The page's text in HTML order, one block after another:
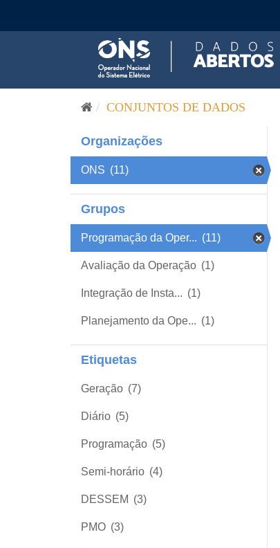
CONJUNTOS DE DADOS
Organizações
ONS (11)
Grupos
Programação da Oper... (11)
Avaliação da Operação (1)
Integração de Insta... (1)
Planejamento da Ope... (1)
Etiquetas
Geração (7)
Diário (5)
Programação (5)
Semi-horário (4)
DESSEM (3)
PMO (3)